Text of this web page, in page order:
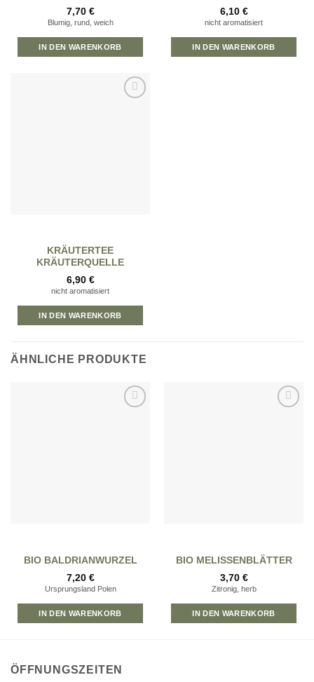
7,70 €
Blumig, rund, weich
IN DEN WARENKORB
6,10 €
nicht aromatisiert
IN DEN WARENKORB
KRÄUTERTEE
KRÄUTERQUELLE
6,90 €
nicht aromatisiert
IN DEN WARENKORB
ÄHNLICHE PRODUKTE
BIO BALDRIANWURZEL
7,20 €
Ursprungsland Polen
IN DEN WARENKORB
BIO MELISSENBLÄTTER
3,70 €
Zitronig, herb
IN DEN WARENKORB
ÖFFNUNGSZEITEN